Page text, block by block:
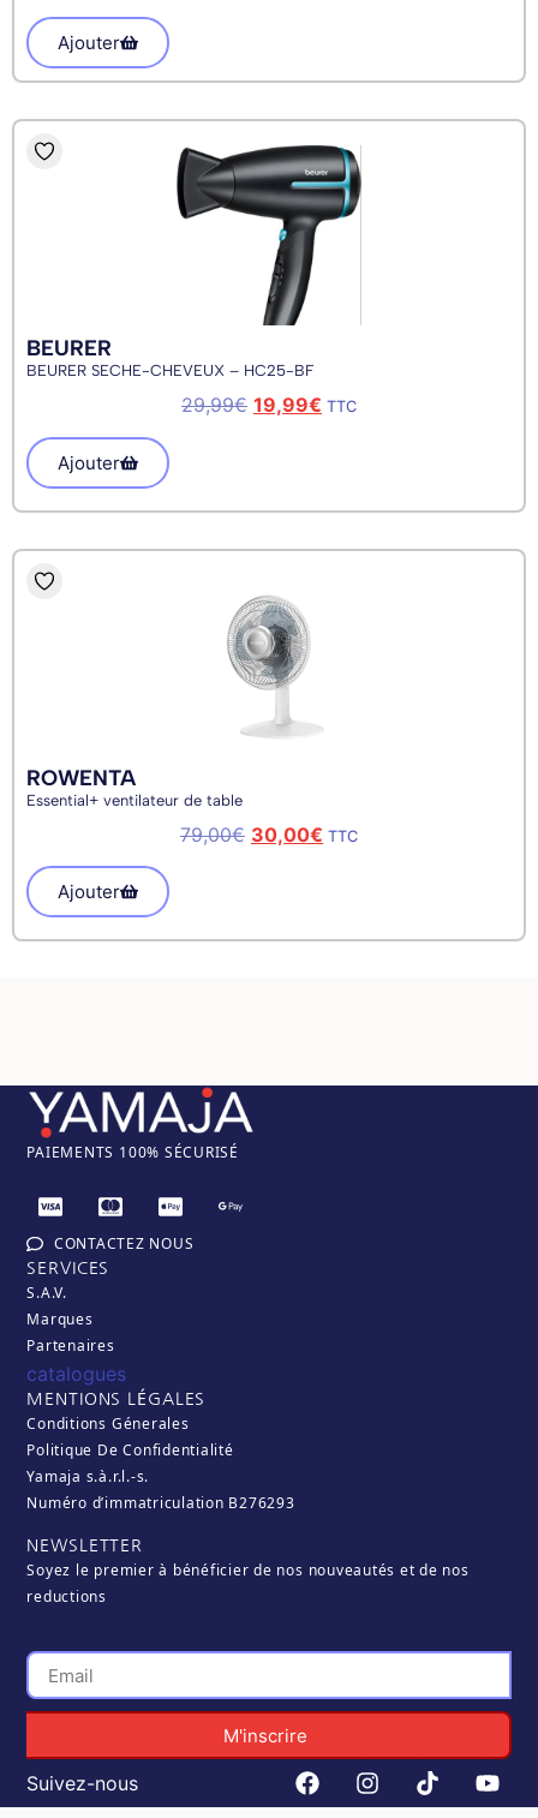
Ajouter
BEURER
BEURER SECHE-CHEVEUX – HC25-BF
29,99€ 19,99€ TTC
Ajouter
ROWENTA
Essential+ ventilateur de table
79,00€ 30,00€ TTC
Ajouter
PAIEMENTS 100% SÉCURISÉ
CONTACTEZ NOUS
SERVICES
S.A.V.
Marques
Partenaires
catalogues
MENTIONS LÉGALES
Conditions Génerales
Politique De Confidentialité
Yamaja s.à.r.l.-s.
Numéro d’immatriculation B276293
NEWSLETTER
Soyez le premier à bénéficier de nos nouveautés et de nos
reductions
M'inscrire
Suivez-nous